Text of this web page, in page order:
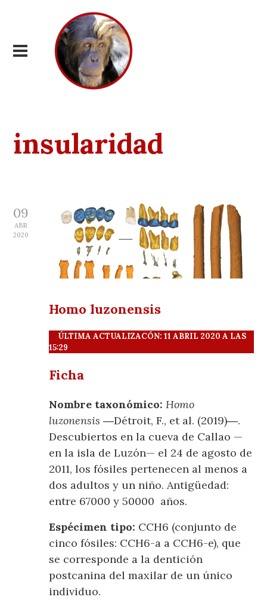
insularidad
09
ABR
2020
Homo luzonensis
ÚLTIMA ACTUALIZACÓN: 11 ABRIL 2020 A LAS
15:29
Ficha
Nombre taxonómico:Homo
luzonensis―Détroit, F., et al. (2019)―.
Descubiertos en la cueva de Callao —
en la isla de Luzón— el 24 de agosto de
2011, los fósiles pertenecen al menos a
dos adultos y un niño. Antigüedad:
entre 67000 y 50000 años.
Espécimen tipo: CCH6 (conjunto de
cinco fósiles: CCH6-a a CCH6-e), que
se corresponde a la dentición
postcanina del maxilar de un único
individuo.